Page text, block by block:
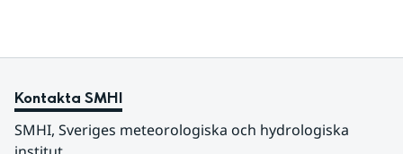
Kontakta SMHI
SMHI, Sveriges meteorologiska och hydrologiska